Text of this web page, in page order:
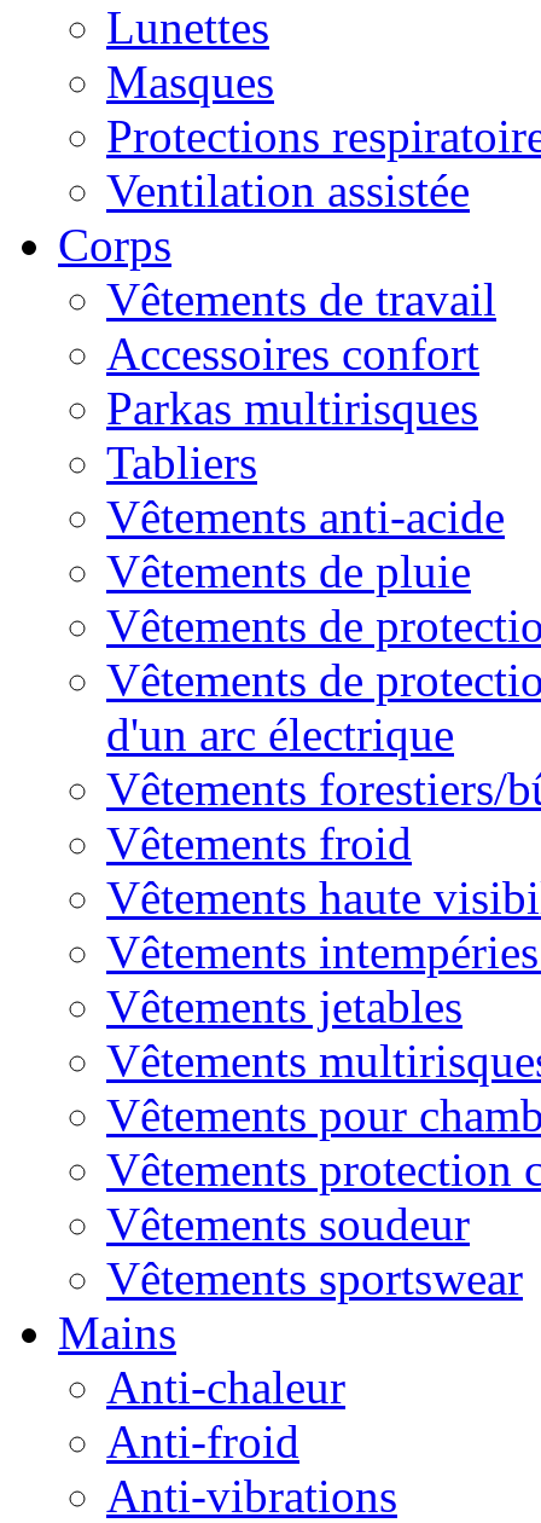
Lunettes
Masques
Protections
Ventilation assistée
Corps
Vêtements de travail
Accessoires confort
Parkas multirisques
Tabliers
Vêtements anti-acide
Vêtements de pluie
Vêtements de
Vêtements de
d'un arc électrique
Vêtements forestiers/
Vêtements froid
Vêtements haute
Vêtements
Vêtements jetables
Vêtements
Vêtements pour
Vêtements protection
Vêtements soudeur
Vêtements sportswear
Mains
Anti-chaleur
Anti-froid
Anti-vibrations